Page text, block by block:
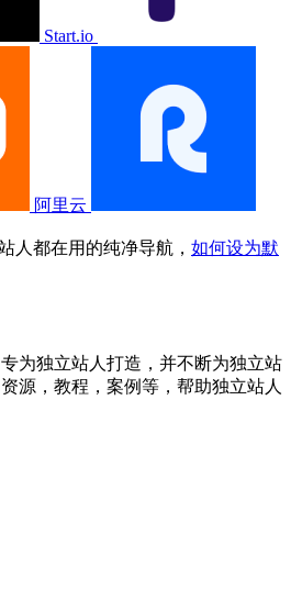
Start.io
阿里云
人都在用的纯净导航， 如何设为默
为独立站人打造，并不断为独立站
源，教程，案例等，帮助独立站人